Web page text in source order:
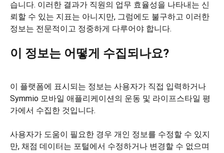
습니다. 이러한 결과가 직원의 업무 효율성을 나타내는 신
뢰할 수 있는 지표는 아니지만, 그럼에도 불구하고 이러한
정보는 전문적이고 정중하게 다루어야 합니다.
이 정보는 어떻게 수집되나요?
이 플랫폼에 표시되는 정보는 사용자가 직접 입력하거나
Symmio 모바일 애플리케이션의 운동 및 라이프스타일 평
가에서 수집한 것입니다.
사용자가 도움이 필요한 경우 개인 정보를 수정할 수 있지
만, 채점 데이터는 포털에서 수정하거나 변경할 수 없으며